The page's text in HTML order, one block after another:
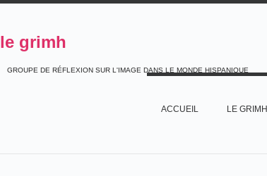
le grimh
GROUPE DE RÉFLEXION SUR L'IMAGE DANS LE MONDE HISPANIQUE
ACCUEIL LE GRIMH